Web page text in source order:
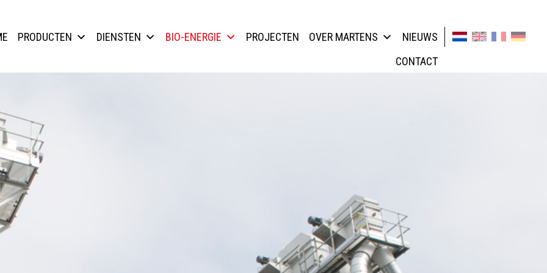
PRODUCTEN DIENSTEN BIO-ENERGIE PROJECTEN OVER MARTENS
NIEUWS
CONTACT